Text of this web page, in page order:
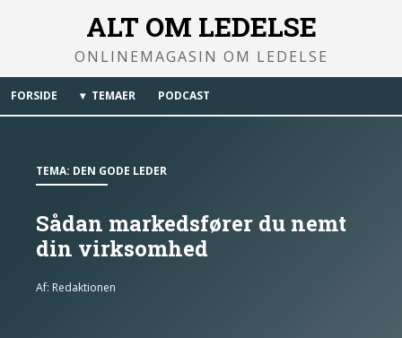
ALT OM LEDELSE
ONLINEMAGASIN OM LEDELSE
FORSIDE TEMAER PODCAST
TEMA: DEN GODE LEDER
Sådan markedsfører du nemt
din virksomhed
Af: Redaktionen